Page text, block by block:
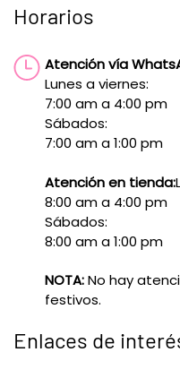
Horarios
Atención vía
Lunes a viernes:
7:00 am a 4:00 pm
Sábados:
7:00 am a 1:00 pm
Atención en tienda:
8:00 am a 4:00 pm
Sábados:
8:00 am a 1:00 pm
NOTA:No hay
festivos.
Enlaces de